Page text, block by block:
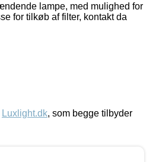
lampe, med mulighed for
for tilkøb af filter, kontakt da
Luxlight.dk, som begge tilbyder